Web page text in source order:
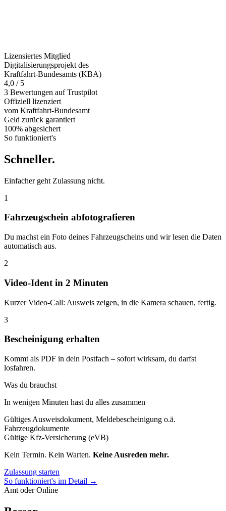
Lizensiertes Mitglied
Digitalisierungsprojekt des
Kraftfahrt-Bundesamts (KBA)
4,0 / 5
3 Bewertungen auf Trustpilot
Offiziell lizenziert
vom Kraftfahrt-Bundesamt
Geld zurück garantiert
100% abgesichert
So funktioniert's
Schneller.
Einfacher geht Zulassung nicht.
1
Fahrzeugschein abfotografieren
Du machst ein Foto deines Fahrzeugscheins und wir lesen die Daten
automatisch aus.
2
Video-Ident in 2 Minuten
Kurzer Video-Call: Ausweis zeigen, in die Kamera schauen, fertig.
3
Bescheinigung erhalten
Kommt als PDF in dein Postfach – sofort wirksam, du darfst
losfahren.
Was du brauchst
In wenigen Minuten hast du alles zusammen
Gültiges Ausweisdokument, Meldebescheinigung o.ä.
Fahrzeugdokumente
Gültige Kfz-Versicherung (eVB)
Kein Termin. Kein Warten. Keine Ausreden mehr.
Zulassung starten
So funktioniert's im Detail →
Amt oder Online